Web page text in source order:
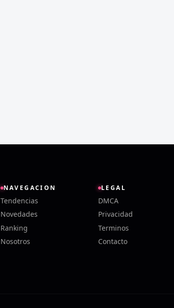
NAVEGACION
Tendencias
Novedades
Ranking
Nosotros
LEGAL
DMCA
Privacidad
Terminos
Contacto